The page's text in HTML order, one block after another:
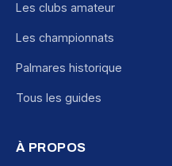
Les clubs amateur
Les championnats
Palmares historique
Tous les guides
À PROPOS